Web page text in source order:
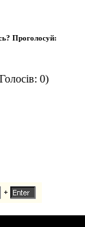
Проголосуй:
0)